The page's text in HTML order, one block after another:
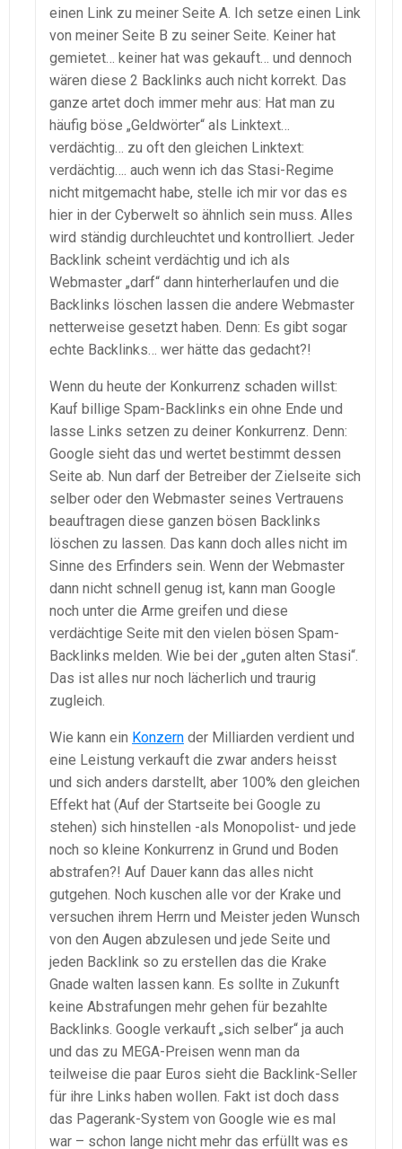
einen Link zu meiner Seite A. Ich setze einen Link
von meiner Seite B zu seiner Seite. Keiner hat
gemietet… keiner hat was gekauft… und dennoch
wären diese 2 Backlinks auch nicht korrekt. Das
ganze artet doch immer mehr aus: Hat man zu
häufig böse „Geldwörter“ als Linktext…
verdächtig… zu oft den gleichen Linktext:
verdächtig…. auch wenn ich das Stasi-Regime
nicht mitgemacht habe, stelle ich mir vor das es
hier in der Cyberwelt so ähnlich sein muss. Alles
wird ständig durchleuchtet und kontrolliert. Jeder
Backlink scheint verdächtig und ich als
Webmaster „darf“ dann hinterherlaufen und die
Backlinks löschen lassen die andere Webmaster
netterweise gesetzt haben. Denn: Es gibt sogar
echte Backlinks… wer hätte das gedacht?!
Wenn du heute der Konkurrenz schaden willst:
Kauf billige Spam-Backlinks ein ohne Ende und
lasse Links setzen zu deiner Konkurrenz. Denn:
Google sieht das und wertet bestimmt dessen
Seite ab. Nun darf der Betreiber der Zielseite sich
selber oder den Webmaster seines Vertrauens
beauftragen diese ganzen bösen Backlinks
löschen zu lassen. Das kann doch alles nicht im
Sinne des Erfinders sein. Wenn der Webmaster
dann nicht schnell genug ist, kann man Google
noch unter die Arme greifen und diese
verdächtige Seite mit den vielen bösen Spam-
Backlinks melden. Wie bei der „guten alten Stasi“.
Das ist alles nur noch lächerlich und traurig
zugleich.
Wie kann ein Konzern der Milliarden verdient und
eine Leistung verkauft die zwar anders heisst
und sich anders darstellt, aber 100% den gleichen
Effekt hat (Auf der Startseite bei Google zu
stehen) sich hinstellen -als Monopolist- und jede
noch so kleine Konkurrenz in Grund und Boden
abstrafen?! Auf Dauer kann das alles nicht
gutgehen. Noch kuschen alle vor der Krake und
versuchen ihrem Herrn und Meister jeden Wunsch
von den Augen abzulesen und jede Seite und
jeden Backlink so zu erstellen das die Krake
Gnade walten lassen kann. Es sollte in Zukunft
keine Abstrafungen mehr gehen für bezahlte
Backlinks. Google verkauft „sich selber“ ja auch
und das zu MEGA-Preisen wenn man da
teilweise die paar Euros sieht die Backlink-Seller
für ihre Links haben wollen. Fakt ist doch dass
das Pagerank-System von Google wie es mal
war – schon lange nicht mehr das erfüllt was es